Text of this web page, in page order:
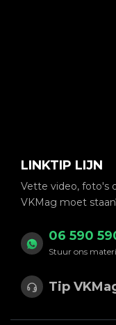
LINKTIP LIJN
Vette video, foto's
VKMag moet
06 590
Stuur ons
Tip